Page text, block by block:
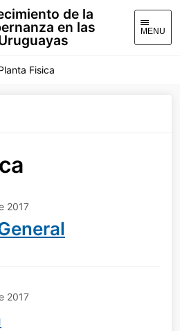
de la
en las MENU
Fisica
2017
2017